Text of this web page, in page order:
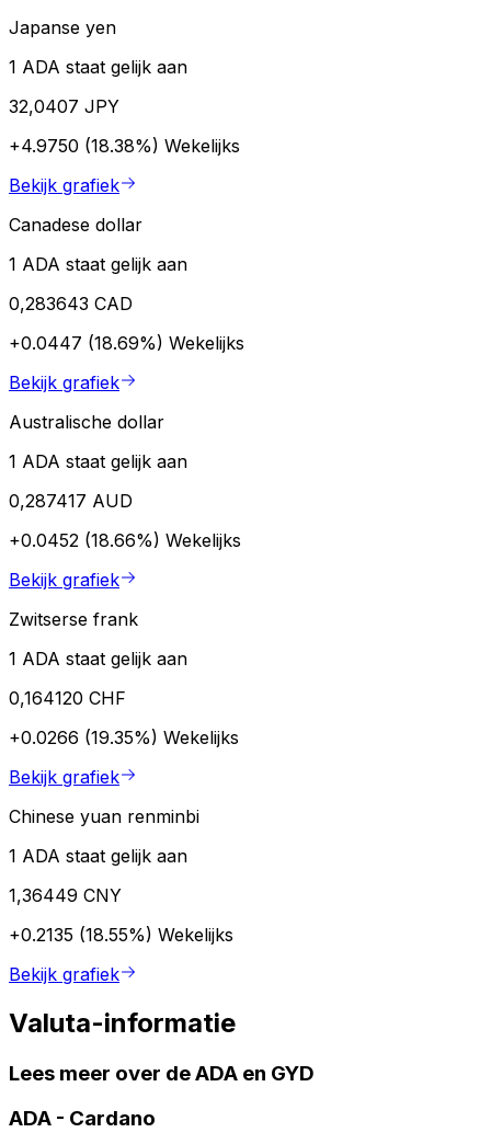
Japanse yen
1 ADA staat gelijk aan
32,0407 JPY
+4.9750 (18.38%) Wekelijks
Bekijk grafiek
Canadese dollar
1 ADA staat gelijk aan
0,283643 CAD
+0.0447 (18.69%) Wekelijks
Bekijk grafiek
Australische dollar
1 ADA staat gelijk aan
0,287417 AUD
+0.0452 (18.66%) Wekelijks
Bekijk grafiek
Zwitserse frank
1 ADA staat gelijk aan
0,164120 CHF
+0.0266 (19.35%) Wekelijks
Bekijk grafiek
Chinese yuan renminbi
1 ADA staat gelijk aan
1,36449 CNY
+0.2135 (18.55%) Wekelijks
Bekijk grafiek
Valuta-informatie
Lees meer over de ADA en GYD
ADA - Cardano